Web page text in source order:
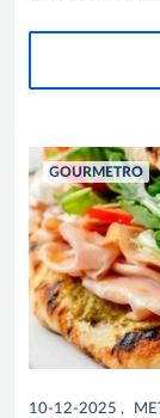
GOURMETRO
10-12-2025 ,